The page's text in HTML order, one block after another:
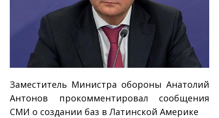
Заместитель Министра обороны Анатолий
Антонов прокомментировал сообщения
СМИ о создании баз в Латинской Америке